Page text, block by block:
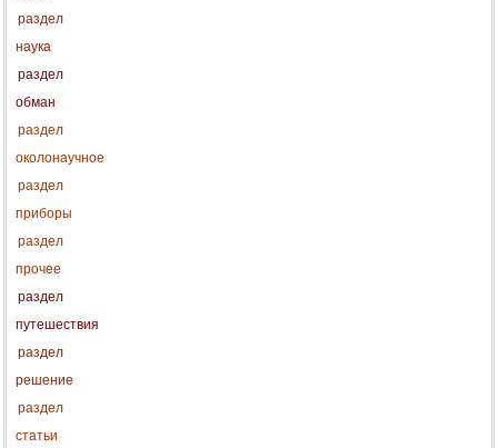
раздел
наука
раздел
обман
раздел
околонаучное
раздел
приборы
раздел
прочее
раздел
путешествия
раздел
решение
раздел
статьи